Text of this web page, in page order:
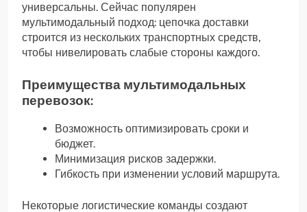
универсальны. Сейчас популярен
мультимодальный подход: цепочка доставки
строится из нескольких транспортных средств,
чтобы нивелировать слабые стороны каждого.
Преимущества мультимодальных
перевозок:
Возможность оптимизировать сроки и
бюджет.
Минимизация рисков задержки.
Гибкость при изменении условий маршрута.
Некоторые логистические команды создают